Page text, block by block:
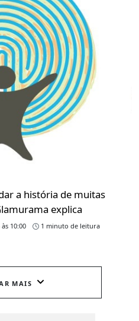
a história de muitas
explica
10:00 1 minuto de leitura
MAIS